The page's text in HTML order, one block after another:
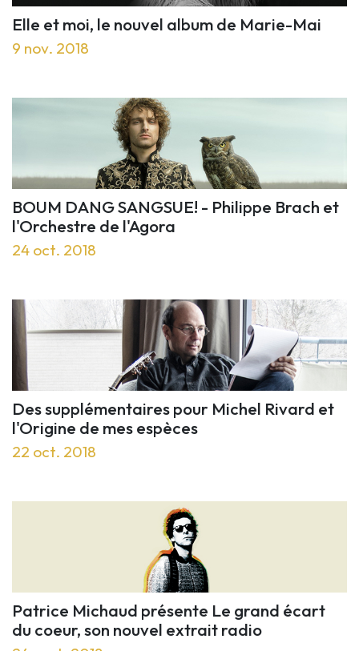
Elle et moi, le nouvel album de Marie-Mai
9 nov. 2018
BOUM DANG SANGSUE! - Philippe Brach et
l'Orchestre de l'Agora
24 oct. 2018
Des supplémentaires pour Michel Rivard et
l'Origine de mes espèces
22 oct. 2018
Patrice Michaud présente Le grand écart
du coeur, son nouvel extrait radio